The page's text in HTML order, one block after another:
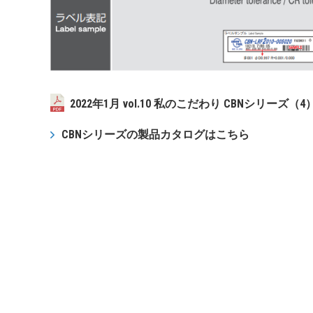
2022年1月 vol.10 私のこだわり CBNシリーズ（4
CBNシリーズの製品カタログはこちら